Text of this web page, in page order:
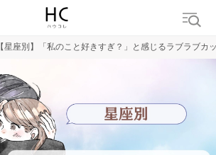
【星座別】「私のこと好きすぎ？」と感じるラブラブ